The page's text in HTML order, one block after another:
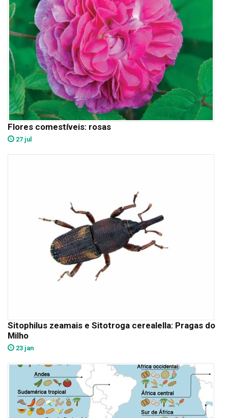
Flores comestíveis: rosas
27 jul
Sitophilus zeamais e Sitotroga cerealella: Pragas do
Milho
23 jan